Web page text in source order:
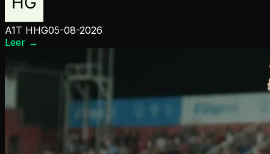
A1T HHG05-08-2026
Leer →